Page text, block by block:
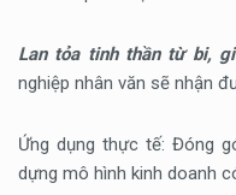
Lan tỏa tinh thần từ bi,
nghiệp nhân văn sẽ nhận
Ứng dụng thực tế: Đóng
dựng mô hình kinh doanh